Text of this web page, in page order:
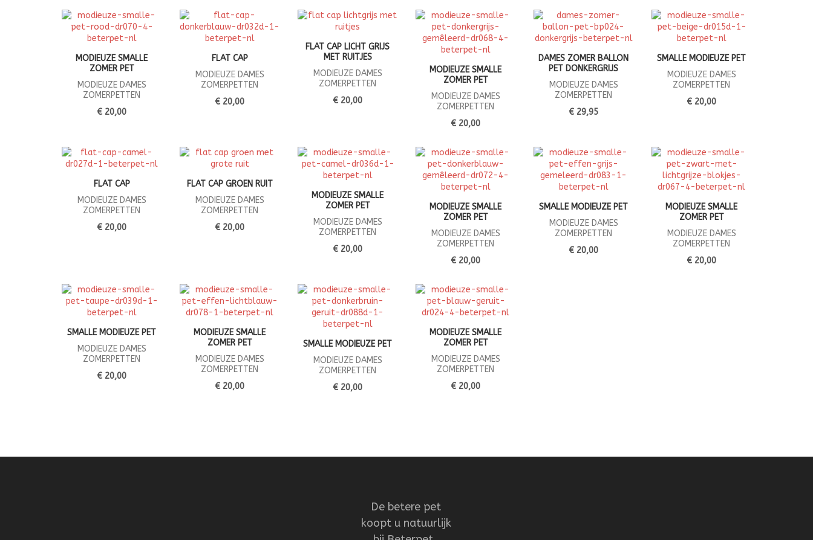
MODIEUZE SMALLE
ZOMER PET
MODIEUZE DAMES
ZOMERPETTEN
€ 20,00
FLAT CAP
MODIEUZE DAMES
ZOMERPETTEN
€ 20,00
FLAT CAP LICHT GRIJS
MET RUITJES
MODIEUZE DAMES
ZOMERPETTEN
€ 20,00
MODIEUZE SMALLE
ZOMER PET
MODIEUZE DAMES
ZOMERPETTEN
€ 20,00
DAMES ZOMER BALLON
PET DONKERGRIJS
MODIEUZE DAMES
ZOMERPETTEN
€ 29,95
SMALLE MODIEUZE PET
MODIEUZE DAMES
ZOMERPETTEN
€ 20,00
FLAT CAP
MODIEUZE DAMES
ZOMERPETTEN
€ 20,00
FLAT CAP GROEN RUIT
MODIEUZE DAMES
ZOMERPETTEN
€ 20,00
MODIEUZE SMALLE
ZOMER PET
MODIEUZE DAMES
ZOMERPETTEN
€ 20,00
MODIEUZE SMALLE
ZOMER PET
MODIEUZE DAMES
ZOMERPETTEN
€ 20,00
SMALLE MODIEUZE PET
MODIEUZE DAMES
ZOMERPETTEN
€ 20,00
MODIEUZE SMALLE
ZOMER PET
MODIEUZE DAMES
ZOMERPETTEN
€ 20,00
SMALLE MODIEUZE PET
MODIEUZE DAMES
ZOMERPETTEN
€ 20,00
MODIEUZE SMALLE
ZOMER PET
MODIEUZE DAMES
ZOMERPETTEN
€ 20,00
SMALLE MODIEUZE PET
MODIEUZE DAMES
ZOMERPETTEN
€ 20,00
MODIEUZE SMALLE
ZOMER PET
MODIEUZE DAMES
ZOMERPETTEN
€ 20,00
De betere pet
koopt u natuurlijk